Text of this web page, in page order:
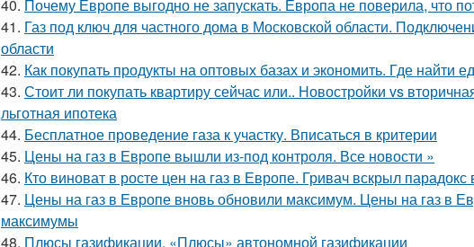
40. Почему Европе выгодно не запускать. Европа не поверила, что
41. Газ под ключ для частного дома в Московской области.
области
42. Как покупать продукты на оптовых базах и экономить. Где найти
43. Стоит ли покупать квартиру сейчас или.. Новостройки vs
льготная ипотека
44. Бесплатное проведение газа к участку. Вписаться в критерии
45. Цены на газ в Европе вышли из-под контроля. Все новости »
46. Кто виноват в росте цен на газ в Европе. Гривач вскрыл
47. Цены на газ в Европе вновь обновили максимум. Цены на газ в
максимумы
48. Плюсы газификации. «Плюсы» автономной газификации